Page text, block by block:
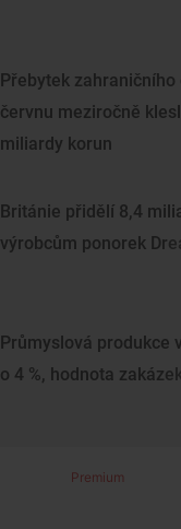
Přebytek zahraničního
červnu meziročně
miliardy korun
Británie přidělí 8,4
výrobcům ponorek
Průmyslová produkce
o 4 %, hodnota
Premium